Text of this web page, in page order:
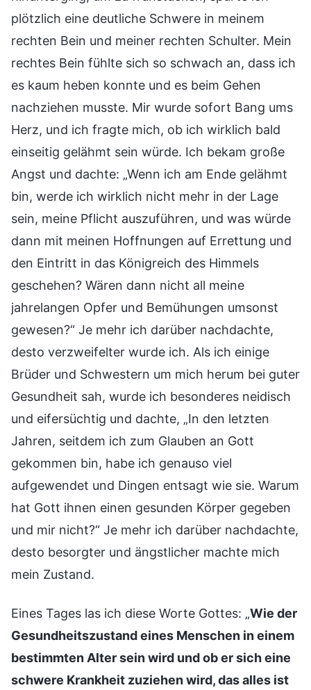
plötzlich eine deutliche Schwere in meinem
rechten Bein und meiner rechten Schulter. Mein
rechtes Bein fühlte sich so schwach an, dass ich
es kaum heben konnte und es beim Gehen
nachziehen musste. Mir wurde sofort Bang ums
Herz, und ich fragte mich, ob ich wirklich bald
einseitig gelähmt sein würde. Ich bekam große
Angst und dachte: „Wenn ich am Ende gelähmt
bin, werde ich wirklich nicht mehr in der Lage
sein, meine Pflicht auszuführen, und was würde
dann mit meinen Hoffnungen auf Errettung und
den Eintritt in das Königreich des Himmels
geschehen? Wären dann nicht all meine
jahrelangen Opfer und Bemühungen umsonst
gewesen?“ Je mehr ich darüber nachdachte,
desto verzweifelter wurde ich. Als ich einige
Brüder und Schwestern um mich herum bei guter
Gesundheit sah, wurde ich besonderes neidisch
und eifersüchtig und dachte, „In den letzten
Jahren, seitdem ich zum Glauben an Gott
gekommen bin, habe ich genauso viel
aufgewendet und Dingen entsagt wie sie. Warum
hat Gott ihnen einen gesunden Körper gegeben
und mir nicht?“ Je mehr ich darüber nachdachte,
desto besorgter und ängstlicher machte mich
mein Zustand.
Eines Tages las ich diese Worte Gottes: „Wie der
Gesundheitszustand eines Menschen in einem
bestimmten Alter sein wird und ob er sich eine
schwere Krankheit zuziehen wird, das alles ist